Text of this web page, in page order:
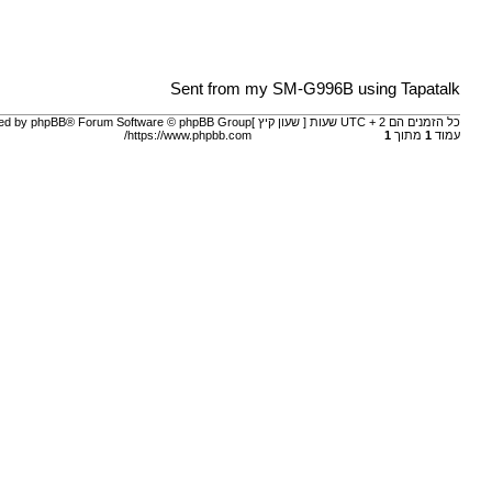
Sent from my SM-G996B using Tapatalk
כל הזמנים הם UTC + 2 שעות [ שעון קיץ ]
עמוד1 מתוך1
by phpBB® Forum Software © phpBB Group
https://www.phpbb.com/